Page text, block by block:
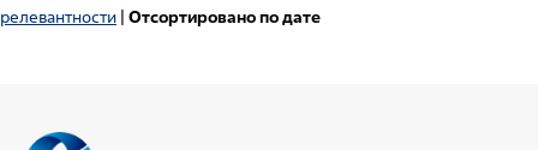
релевантности | Отсортировано по дате